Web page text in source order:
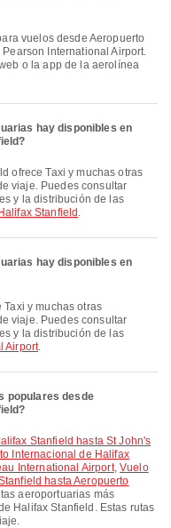
International Airport.
o la app de la aerolínea
hay disponibles en
viaje. Puedes consultar
y la distribución de las
Stanfield .
hay disponibles en
viaje. Puedes consultar
y la distribución de las
Airport.
populares desde
Internacional de Halifax
International Airport, Vuelo
hasta Aeropuerto
aeroportuarias más
Halifax Stanfield. Estas rutas